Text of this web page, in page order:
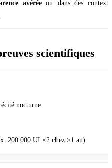
avéréeou dans des
scientifiques
nocturne
200 000 UI ×2 chez >1 an)